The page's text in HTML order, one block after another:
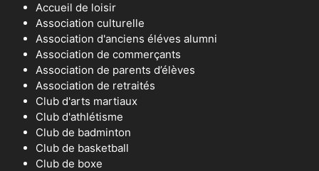
Accueil de loisir
Association culturelle
Association d'anciens éléves alumni
Association de commerçants
Association de parents d’élèves
Association de retraités
Club d'arts martiaux
Club d'athlétisme
Club de badminton
Club de basketball
Club de boxe